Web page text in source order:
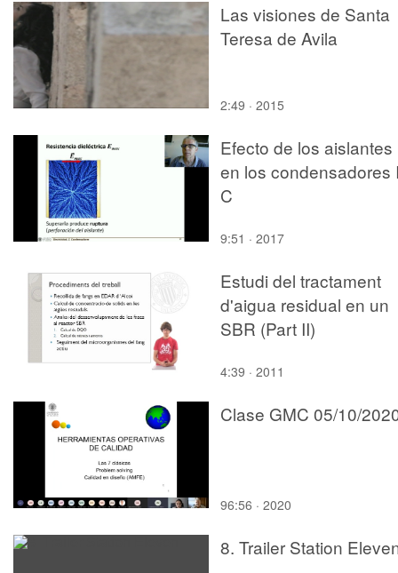
Las visiones de Santa
Teresa de Avila
2:49 · 2015
Efecto de los aislantes
en los condensadores
C
9:51 · 2017
Estudi del tractament
d'aigua residual en un
SBR (Part II)
4:39 · 2011
Clase GMC 05/10/
96:56 · 2020
8. Trailer Station